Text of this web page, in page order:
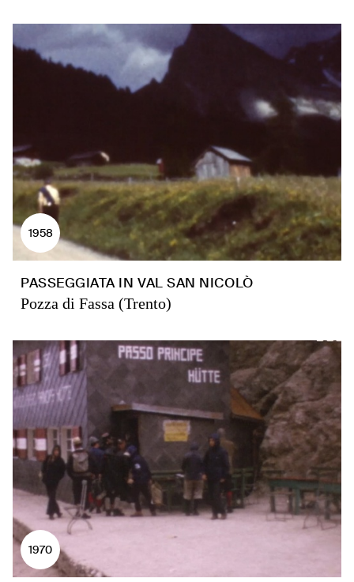
1958
PASSEGGIATA IN VAL SAN NICOLÒ
Pozza di Fassa (Trento)
1970